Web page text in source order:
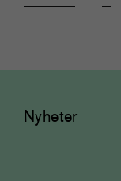
Nyheter